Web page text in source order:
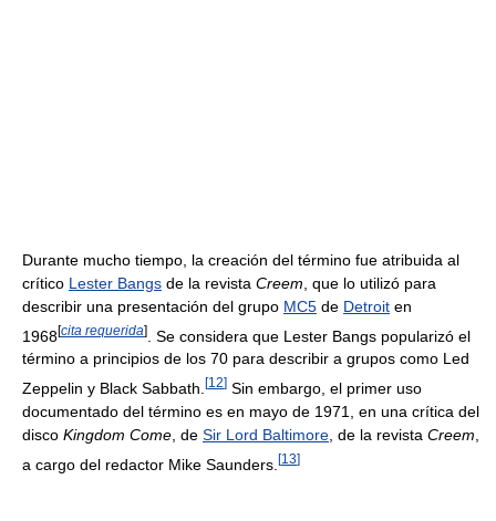
Durante mucho tiempo, la creación del término fue atribuida al
crítico Lester Bangs de la revista Creem , que lo utilizó para
describir una presentación del grupo MC5 de Detroit en
1968[cita requerida]
. Se considera que Lester Bangs popularizó el
término a principios de los 70 para describir a grupos como Led
Zeppelin y Black Sabbath. [12] Sin embargo, el primer uso
documentado del término es en mayo de 1971, en una crítica del
disco Kingdom Come , de Sir Lord Baltimore , de la revista Creem
a cargo del redactor Mike Saunders. [13]